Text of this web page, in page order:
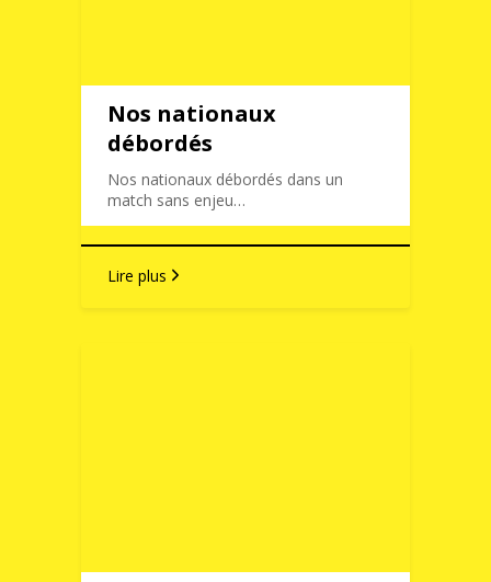
Nos nationaux
débordés
Nos nationaux débordés dans un
match sans enjeu…
Lire plus